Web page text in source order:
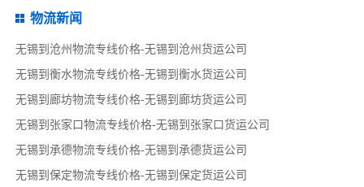
物流新闻
无锡到沧州物流专线价格-无锡到沧州货运公司
无锡到衡水物流专线价格-无锡到衡水货运公司
无锡到廊坊物流专线价格-无锡到廊坊货运公司
无锡到张家口物流专线价格-无锡到张家口货运公司
无锡到承德物流专线价格-无锡到承德货运公司
无锡到保定物流专线价格-无锡到保定货运公司